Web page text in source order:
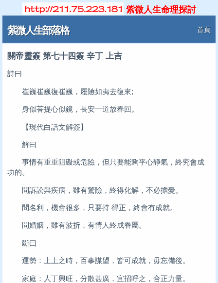
紫微人生命理探討
紫微人生部落格 首頁
關帝靈簽 第七十四簽 辛丁 上吉
詩曰
崔巍崔巍復崔巍，履險如夷去復來;
身似菩提心似鏡，長安一道放春回。
【現代白話文解簽】
解曰
事情有重重阻礙或危險，但只要能夠平心靜氣，終究會成
功的。
問訴訟與疾病，雖有驚險，終得化解，不必擔憂。
問名利，機會很多，只要持 得正，終會有成就。
問婚姻，雖有波折，有情人終成眷屬。
斷曰
運勢：上上之時，百事謀望，皆可成就，毋忘備後。
家庭：人丁興旺，分散甚廣，宜招呼之，合正力量。